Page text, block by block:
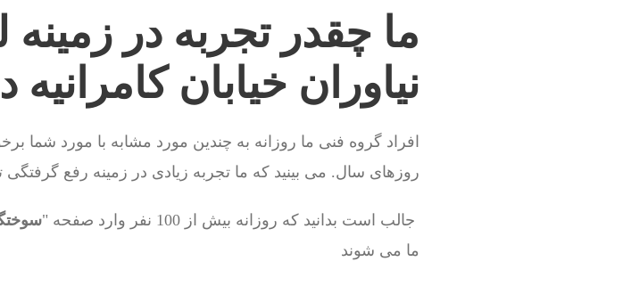
ما چقدر تجربه در زمینه
نیاوران خیابان کامرانیه
افراد گروه فنی ما روزانه به چندین مورد مشابه با مورد شما
روزهای سال. می بینید که ما تجربه زیادی در زمینه رفع گرفتگی
جالب است بدانید که روزانه بیش از 100 نفر وارد صفحه "
ما می شوند